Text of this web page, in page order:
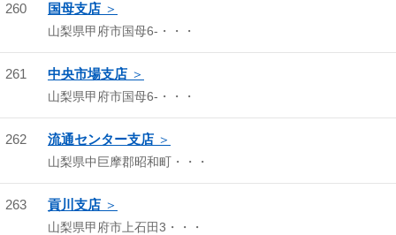
260 国母支店
山梨県甲府市国母6-・・・
261 中央市場支店
山梨県甲府市国母6-・・・
262 流通センター支店
山梨県中巨摩郡昭和町・・・
263 貢川支店
山梨県甲府市上石田3・・・